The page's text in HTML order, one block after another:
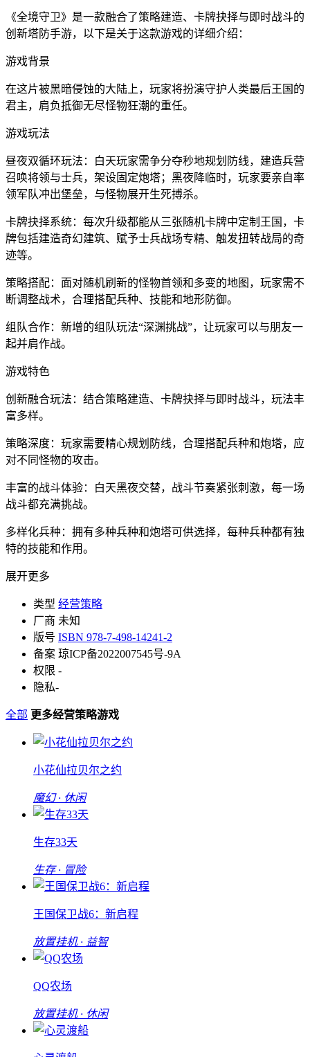
《全境守卫》是一款融合了策略建造、卡牌抉择与即时战斗的
创新塔防手游，以下是关于这款游戏的详细介绍：
游戏背景
在这片被黑暗侵蚀的大陆上，玩家将扮演守护人类最后王国的
君主，肩负抵御无尽怪物狂潮的重任。
游戏玩法
昼夜双循环玩法：白天玩家需争分夺秒地规划防线，建造兵营
召唤将领与士兵，架设固定炮塔；黑夜降临时，玩家要亲自率
领军队冲出堡垒，与怪物展开生死搏杀。
卡牌抉择系统：每次升级都能从三张随机卡牌中定制王国，卡
牌包括建造奇幻建筑、赋予士兵战场专精、触发扭转战局的奇
迹等。
策略搭配：面对随机刷新的怪物首领和多变的地图，玩家需不
断调整战术，合理搭配兵种、技能和地形防御。
组队合作：新增的组队玩法“深渊挑战”，让玩家可以与朋友一
起并肩作战。
游戏特色
创新融合玩法：结合策略建造、卡牌抉择与即时战斗，玩法丰
富多样。
策略深度：玩家需要精心规划防线，合理搭配兵种和炮塔，应
对不同怪物的攻击。
丰富的战斗体验：白天黑夜交替，战斗节奏紧张刺激，每一场
战斗都充满挑战。
多样化兵种：拥有多种兵种和炮塔可供选择，每种兵种都有独
特的技能和作用。
展开更多
类型 经营策略
厂商 未知
版号 ISBN 978-7-498-14241-2
备案 琼ICP备2022007545号-9A
权限 -
隐私-
全部 更多经营策略游戏
小花仙拉贝尔之约
魔幻 · 休闲
生存33天
生存 · 冒险
王国保卫战6：新启程
放置挂机 · 益智
QQ农场
放置挂机 · 休闲